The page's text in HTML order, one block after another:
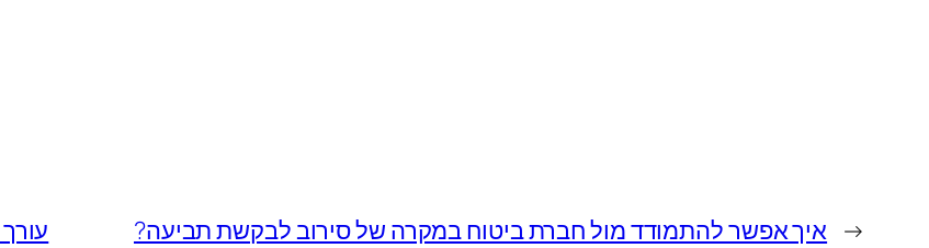
← איך אפשר להתמודד מול חברת ביטוח במקרה של סירוב לבקשת תביעה?